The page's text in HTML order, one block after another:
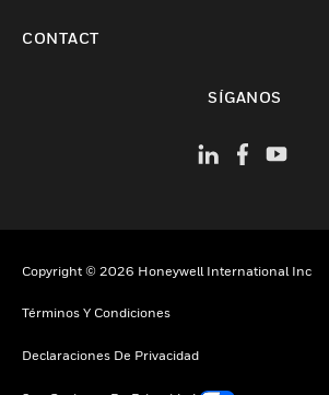
CONTACT
SÍGANOS
Copyright © 2026 Honeywell International Inc
Términos Y Condiciones
Declaraciones De Privacidad